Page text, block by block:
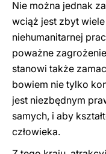
Nie można jednak
wciąż jest zbyt
niehumanitarnej
poważne
stanowi także
bowiem nie tylko
jest niezbędnym
samych, i aby
człowieka.